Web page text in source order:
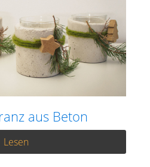
aus Beton
Lesen